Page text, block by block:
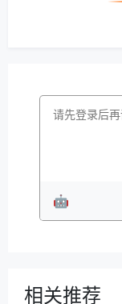
🤖
相关推荐